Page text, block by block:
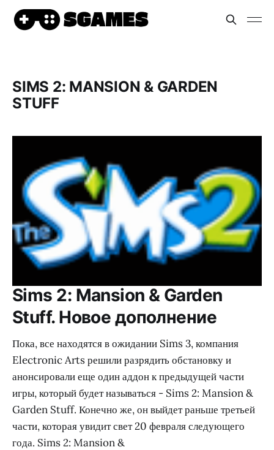
SIMS 2: MANSION & GARDEN
STUFF
Sims 2: Mansion & Garden
Stuff. Новое дополнение
Пока, все находятся в ожидании Sims 3, компания
Electronic Arts решили разрядить обстановку и
анонсировали еще один аддон к предыдущей части
игры, который будет называться - Sims 2: Mansion &
Garden Stuff. Конечно же, он выйдет раньше третьей
части, которая увидит свет 20 февраля следующего
года. Sims 2: Mansion &